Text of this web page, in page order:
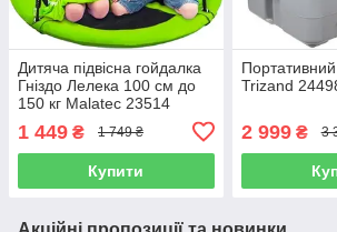
Дитяча підвісна гойдалка
Гніздо Лелека 100 см до
150 кг Malatec 23514
1 449 ₴ 1 749 ₴
Купити
Trizand
2 999₴ 3